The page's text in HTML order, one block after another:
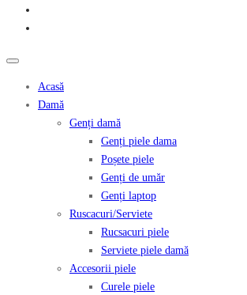
Acasă
Damă
Genți damă
Genți piele dama
Poșete piele
Genți de umăr
Genți laptop
Ruscacuri/Serviete
Rucsacuri piele
Serviete piele damă
Accesorii piele
Curele piele